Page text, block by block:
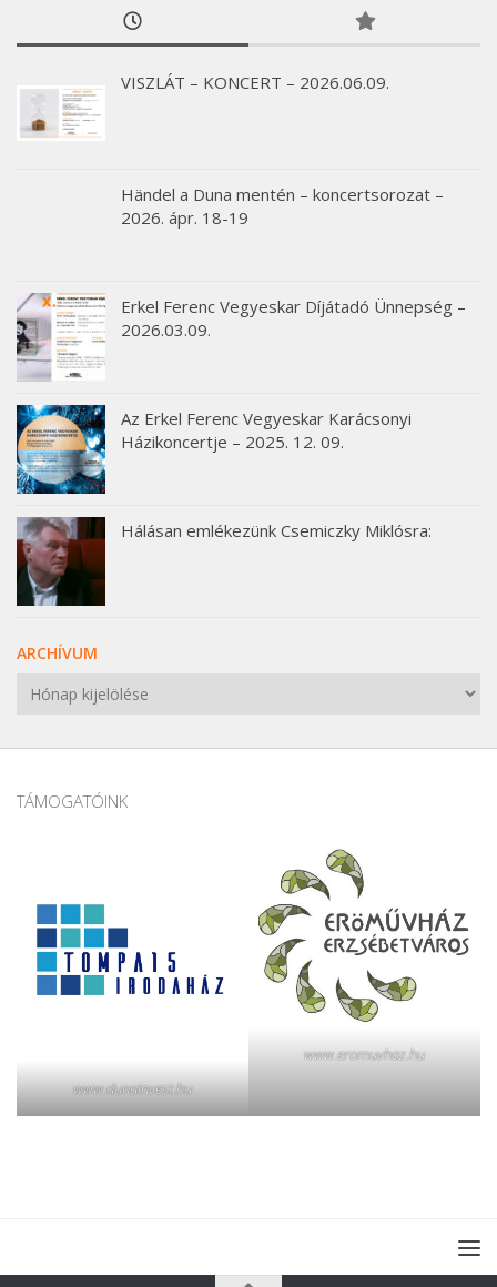
VISZLÁT – KONCERT – 2026.06.09.
Händel a Duna mentén – koncertsorozat –
2026. ápr. 18-19
Erkel Ferenc Vegyeskar Díjátadó Ünnepség –
2026.03.09.
Az Erkel Ferenc Vegyeskar Karácsonyi
Házikoncertje – 2025. 12. 09.
Hálásan emlékezünk Csemiczky Miklósra:
ARCHÍVUM
Archívum
TÁMOGATÓINK
www.dunainvest.hu
www.eromuvhaz.hu